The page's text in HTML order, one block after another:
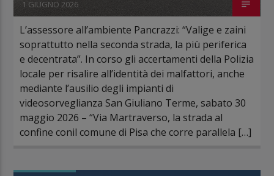
1 GIUGNO 2026
L’assessore all’ambiente Pancrazzi: “Valige e zaini
soprattutto nella seconda strada, la più periferica
e decentrata”. In corso gli accertamenti della Polizia
locale per risalire all’identità dei malfattori, anche
mediante l’ausilio degli impianti di
videosorveglianza San Giuliano Terme, sabato 30
maggio 2026 – “Via Martraverso, la strada al
confine conil comune di Pisa che corre parallela […]